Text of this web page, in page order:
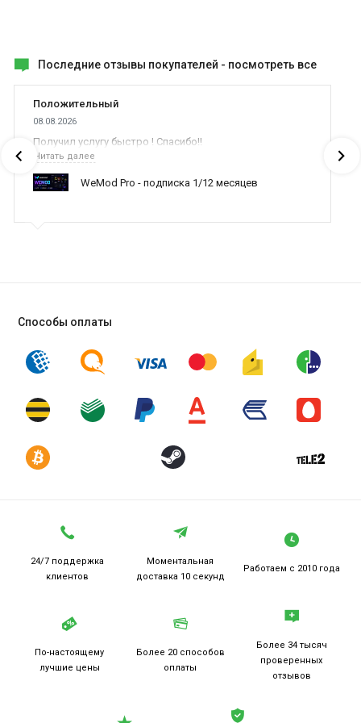
Последние отзывы покупателей - посмотреть все
Положительный
08.08.2026
Получил услугу быстро ! Спасибо!!
Читать далее
WeMod Pro - подписка 1/12 месяцев
Способы оплаты
24/7 поддержка
клиентов
Моментальная
доставка 10 секунд
Работаем с 2010 года
По-настоящему
лучшие цены
Более 20 способов
оплаты
Более 34 тысяч
проверенных
отзывов